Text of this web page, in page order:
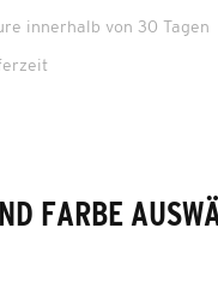
innerhalb von 30 Tagen
FARBE